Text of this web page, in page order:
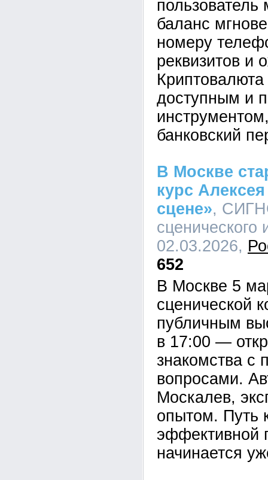
пользователь
баланс
номеру
реквизитов и
доступным и
банковский
В Москве
курс
сцене»,
сценического
02.03.2026,
652
В Москве 5
сценической
публичным
в 17:00 —
знакомства с
вопросами.
Москалев,
опытом. Путь
эффективной
начинается